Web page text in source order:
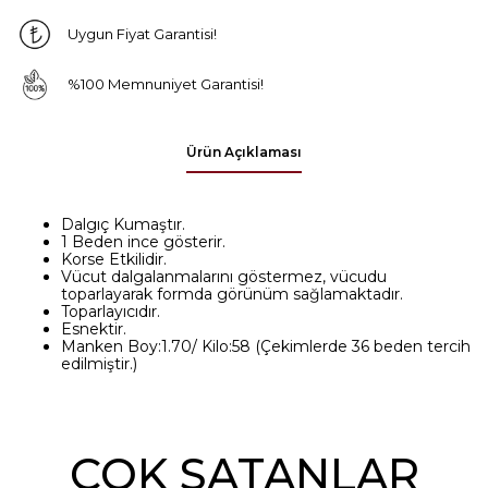
Uygun Fiyat Garantisi!
%100 Memnuniyet Garantisi!
Ürün Açıklaması
Dalgıç Kumaştır.
1 Beden ince gösterir.
Korse Etkilidir.
Vücut dalgalanmalarını göstermez, vücudu
toparlayarak formda görünüm sağlamaktadır.
Toparlayıcıdır.
Esnektir.
Manken Boy:1.70/ Kilo:58 (Çekimlerde 36 beden tercih
edilmiştir.)
ÇOK SATANLAR